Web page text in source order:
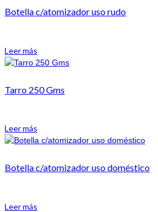
Botella c/atomizador uso rudo
Leer más
Tarro 250 Gms
Leer más
Botella c/atomizador uso doméstico
Leer más